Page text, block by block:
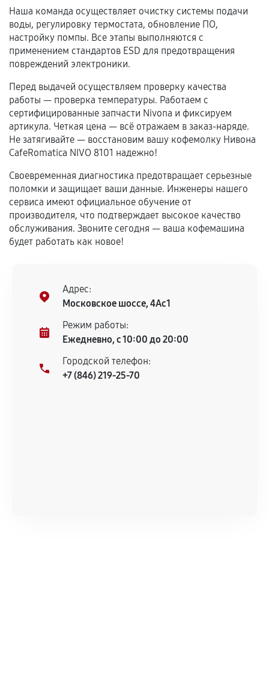
Программные сбои, если это не указано в
отдельных условиях.
Если комплектующие куплены
самостоятельно
Гарантия на выполненные работы может
сохраняться полностью или частично, если
соблюдены следующие условия:
техническим параметрам и не имеют внешних
дефектов.
Установка была выполнена нашим сервисным
центром.
При этом гарантия на сами комплектующие
сервисный центр ответственности не несет.
Наша команда осуществляет очистку системы подачи
воды, регулировку термостата, обновление ПО,
настройку помпы. Все этапы выполняются с
применением стандартов ESD для предотвращения
повреждений электроники.
Перед выдачей осуществляем проверку качества
работы — проверка температуры. Работаем с
сертифицированные запчасти Nivona и фиксируем
артикула. Четкая цена — всё отражаем в заказ-наряде.
Не затягивайте — восстановим вашу кофемолку Нивона
CafeRomatica NIVO 8101 надежно!
Своевременная диагностика предотвращает серьезные
поломки и защищает ваши данные. Инженеры нашего
сервиса имеют официальное обучение от
производителя, что подтверждает высокое качество
обслуживания. Звоните сегодня — ваша кофемашина
будет работать как новое!
Адрес:
Московское шоссе, 4Ас1
Режим работы:
Ежедневно, с 10:00 до 20:00
Городской телефон:
+7 (846) 219-25-70